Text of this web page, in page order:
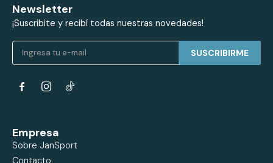
Newsletter
¡Suscribite y recibí todas nuestras novedades!
SUSCRIBIRME
 
Empresa
Sobre JanSport
Contacto